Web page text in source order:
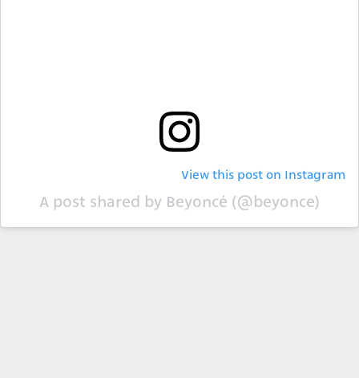
View this post on Instagram
A post shared by Beyoncé (@beyonce)